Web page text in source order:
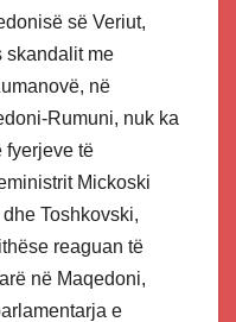
së Veriut,
skandalit me
në
Rumuni, nuk ka
fyerjeve të
Mickoski
Toshkovski,
reaguan të
në Maqedoni,
e